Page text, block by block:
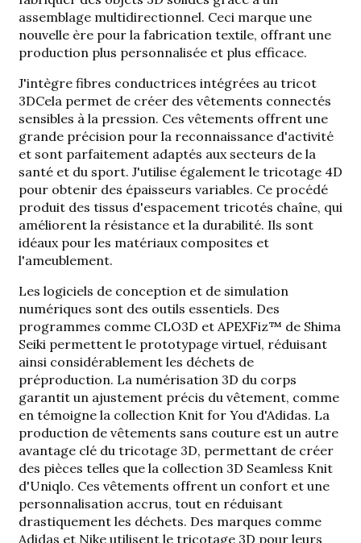
assemblage multidirectionnel. Ceci marque une
nouvelle ère pour la fabrication textile, offrant une
production plus personnalisée et plus efficace.
J'intègre fibres conductrices intégrées au tricot
3DCela permet de créer des vêtements connectés
sensibles à la pression. Ces vêtements offrent une
grande précision pour la reconnaissance d'activité
et sont parfaitement adaptés aux secteurs de la
santé et du sport. J'utilise également le tricotage 4D
pour obtenir des épaisseurs variables. Ce procédé
produit des tissus d'espacement tricotés chaîne, qui
améliorent la résistance et la durabilité. Ils sont
idéaux pour les matériaux composites et
l'ameublement.
Les logiciels de conception et de simulation
numériques sont des outils essentiels. Des
programmes comme CLO3D et APEXFiz™ de Shima
Seiki permettent le prototypage virtuel, réduisant
ainsi considérablement les déchets de
préproduction. La numérisation 3D du corps
garantit un ajustement précis du vêtement, comme
en témoigne la collection Knit for You d'Adidas. La
production de vêtements sans couture est un autre
avantage clé du tricotage 3D, permettant de créer
des pièces telles que la collection 3D Seamless Knit
d'Uniqlo. Ces vêtements offrent un confort et une
personnalisation accrus, tout en réduisant
drastiquement les déchets. Des marques comme
Adidas et Nike utilisent le tricotage 3D pour leurs